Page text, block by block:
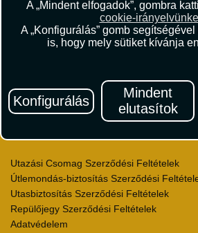
A „Mindent elfogadok”, gombra
cookie-
A „Konfigurálás” gomb
is, hogy mely sütiket kívánja
Konfigurálás
Mindent
elutasítok
Rólunk
Kapcsolat
Médiaajánlat
Karrier
Pályázatok
Utazási Csomag Szerződési Feltételek
Útlemondás-biztosítás Szerződési
Utasbiztosítás Szerződési Feltételek
Repülőjegy Szerződési Feltételek
Adatvédelem